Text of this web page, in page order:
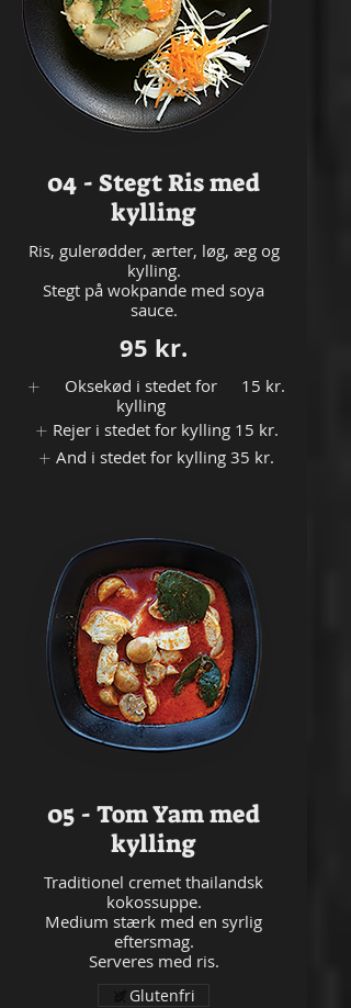
04 - Stegt Ris med
kylling
Ris, gulerødder, ærter, løg, æg og
kylling.
Stegt på wokpande med soya
sauce.
95 kr.
Oksekød i stedet for
kylling
15 kr.
Rejer i stedet for kylling 15 kr.
And i stedet for kylling 35 kr.
05 - Tom Yam med
kylling
Traditionel cremet thailandsk
kokossuppe.
Medium stærk med en syrlig
eftersmag.
Serveres med ris.
Glutenfri